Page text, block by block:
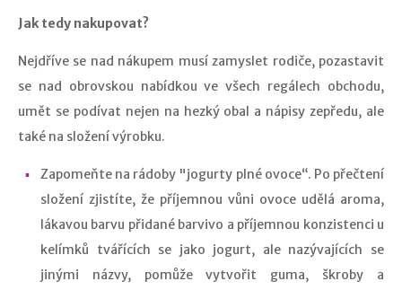
Jak tedy nakupovat?
Nejdříve se nad nákupem musí zamyslet rodiče, pozastavit
se nad obrovskou nabídkou ve všech regálech obchodu,
umět se podívat nejen na hezký obal a nápisy zepředu, ale
také na složení výrobku.
Zapomeňte na rádoby "jogurty plné ovoce“. Po přečtení
složení zjistíte, že příjemnou vůni ovoce udělá aroma,
lákavou barvu přidané barvivo a příjemnou konzistenci u
kelímků tvářících se jako jogurt, ale nazývajících se
jinými názvy, pomůže vytvořit guma, škroby a